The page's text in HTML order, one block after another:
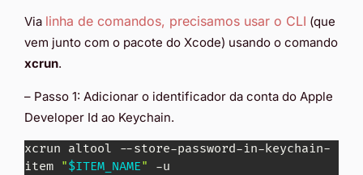
Via linha de comandos, precisamos usar o CLI (que
vem junto com o pacote do Xcode) usando o comando
xcrun.
– Passo 1: Adicionar o identificador da conta do Apple
Developer Id ao Keychain.
xcrun altool --store-password-in-keychain-
item "$ITEM_NAME"